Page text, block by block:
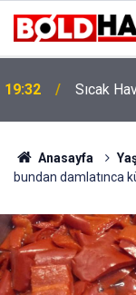
19:32 Sıcak
Anasayfa
bundan damlatınca